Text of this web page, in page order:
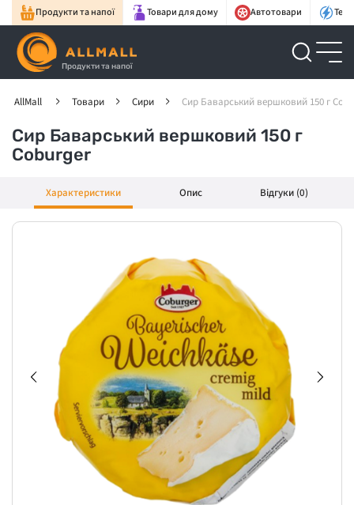
Продукти та напої Товари для дому Автотовари
Продукти та напої
AllMall Товари Сири Сир Баварський вершковий 150 г
Сир Баварський вершковий 150 г
Coburger
Характеристики Опис Відгуки (0)